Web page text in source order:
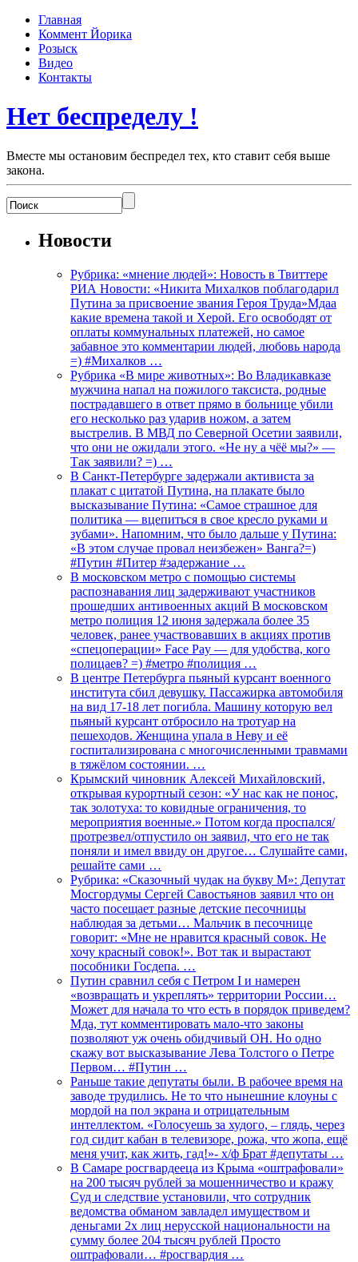
Главная
Коммент Йорика
Розыск
Видео
Контакты
Нет беспределу !
Вместе мы остановим беспредел тех, кто ставит себя выше
закона.
Новости
Рубрика: «мнение людей»: Новость в Твиттере
РИА Новости: «Никита Михалков поблагодарил
Путина за присвоение звания Героя Труда»Мдаа
какие времена такой и Херой. Его освободят от
оплаты коммунальных платежей, но самое
забавное это комментарии людей, любовь народа
=) #Михалков …
Рубрика «В мире животных»: Во Владикавказе
мужчина напал на пожилого таксиста, родные
пострадавшего в ответ прямо в больнице убили
его несколько раз ударив ножом, а затем
выстрелив. В МВД по Северной Осетии заявили,
что они не ожидали этого. «Не ну а чёё мы?» —
Так заявили? =) …
В Санкт-Петербурге задержали активиста за
плакат с цитатой Путина, на плакате было
высказывание Путина: «Самое страшное для
политика — вцепиться в свое кресло руками и
зубами». Напомним, что было дальше у Путина:
«В этом случае провал неизбежен» Ванга?=)
#Путин #Питер #задержание …
В московском метро с помощью системы
распознавания лиц задерживают участников
прошедших антивоенных акций В московском
метро полиция 12 июня задержала более 35
человек, ранее участвовавших в акциях против
«спецоперации» Face Pay — для удобства, кого
полицаев? =) #метро #полиция …
В центре Петербурга пьяный курсант военного
института сбил девушку. Пассажирка автомобиля
на вид 17-18 лет погибла. Машину которую вел
пьяный курсант отбросило на тротуар на
пешеходов. Женщина упала в Неву и её
госпитализирована с многочисленными травмами
в тяжёлом состоянии. …
Крымский чиновник Алексей Михайловский,
открывая курортный сезон: «У нас как не понос,
так золотуха: то ковидные ограничения, то
мероприятия военные.» Потом когда проспался/
протрезвел/отпустило он заявил, что его не так
поняли и имел ввиду он другое… Слушайте сами,
решайте сами …
Рубрика: «Сказочный чудак на букву М»: Депутат
Мосгордумы Сергей Савостьянов заявил что он
часто посещает разные детские песочницы
наблюдая за детьми… Мальчик в песочнице
говорит: «Мне не нравится красный совок. Не
хочу красный совок!». Вот так и вырастают
пособники Госдепа. …
Путин сравнил себя с Петром I и намерен
«возвращать и укреплять» территории России…
Может для начала то что есть в порядок приведем?
Мда, тут комментировать мало-что законы
позволяют уж очень обидчивый ОН. Но одно
скажу вот высказывание Лева Толстого о Петре
Первом… #Путин …
Раньше такие депутаты были. В рабочее время на
заводе трудились. Не то что нынешние клоуны с
мордой на пол экрана и отрицательным
интеллектом. «Голосуешь за худого, – глядь, через
год сидит кабан в телевизоре, рожа, что жопа, ещё
меня учит, как жить, гад!»- х/ф Брат #депутаты …
В Самаре росгвардееца из Крыма «оштрафовали»
на 200 тысяч рублей за мошенничество и кражу
Суд и следствие установили, что сотрудник
ведомства обманом завладел имуществом и
деньгами 2х лиц нерусской национальности на
сумму более 204 тысяч рублей Просто
оштрафовали… #росгвардия …